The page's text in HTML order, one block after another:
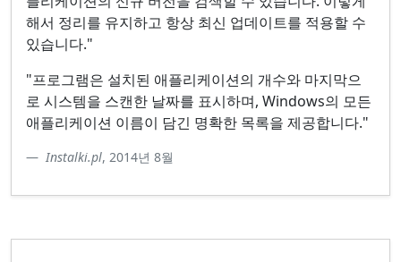
해서 정리를 유지하고 항상 최신 업데이트를 적용할 수
있습니다."
"프로그램은 설치된 애플리케이션의 개수와 마지막으
로 시스템을 스캔한 날짜를 표시하며, Windows의 모든
애플리케이션 이름이 담긴 명확한 목록을 제공합니다."
Instalki.pl, 2014년 8월